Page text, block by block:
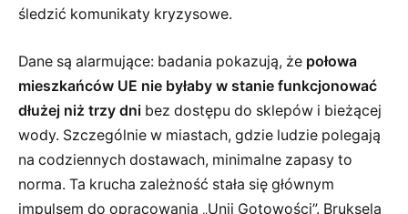
śledzić komunikaty kryzysowe.
Dane są alarmujące: badania pokazują, że połowa
mieszkańców UE nie byłaby w stanie funkcjonować
dłużej niż trzy dni bez dostępu do sklepów i bieżącej
wody. Szczególnie w miastach, gdzie ludzie polegają
na codziennych dostawach, minimalne zapasy to
norma. Ta krucha zależność stała się głównym
impulsem do opracowania „Unii Gotowości”. Bruksela